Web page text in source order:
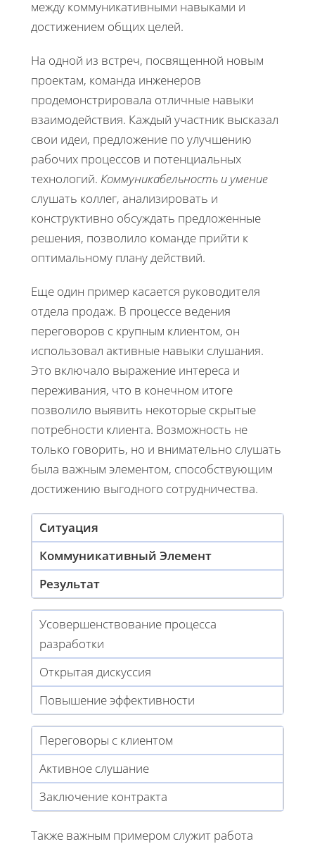
между коммуникативными навыками и
достижением общих целей.
На одной из встреч, посвященной новым
проектам, команда инженеров
продемонстрировала отличные навыки
взаимодействия. Каждый участник высказал
свои идеи, предложение по улучшению
рабочих процессов и потенциальных
технологий. Коммуникабельность и умение
слушать коллег, анализировать и
конструктивно обсуждать предложенные
решения, позволило команде прийти к
оптимальному плану действий.
Еще один пример касается руководителя
отдела продаж. В процессе ведения
переговоров с крупным клиентом, он
использовал активные навыки слушания.
Это включало выражение интереса и
переживания, что в конечном итоге
позволило выявить некоторые скрытые
потребности клиента. Возможность не
только говорить, но и внимательно слушать
была важным элементом, способствующим
достижению выгодного сотрудничества.
Ситуация
Коммуникативный Элемент
Результат
Усовершенствование процесса
разработки
Открытая дискуссия
Повышение эффективности
Переговоры с клиентом
Активное слушание
Заключение контракта
Также важным примером служит работа